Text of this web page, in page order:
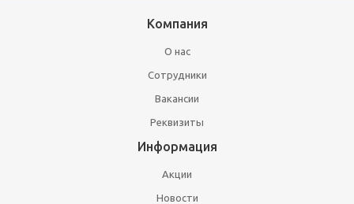
Компания
О нас
Сотрудники
Вакансии
Реквизиты
Информация
Акции
Новости